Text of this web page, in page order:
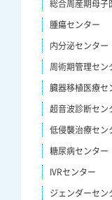
総合周産期母子
腫瘍センター
内分泌センター
周術期管理セン
臓器移植医療セ
超音波診断セン
低侵襲治療セン
糖尿病センター
IVRセンター
ジェンダーセン